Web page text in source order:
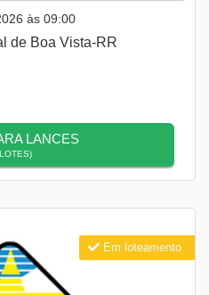
às 09:00
de Boa Vista-RR
LANCES
Em loteamento